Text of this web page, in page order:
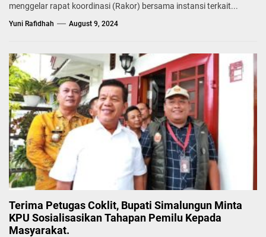
menggelar rapat koordinasi (Rakor) bersama instansi terkait...
Yuni Rafidhah August 9, 2024
Terima Petugas Coklit, Bupati Simalungun Minta
KPU Sosialisasikan Tahapan Pemilu Kepada
Masyarakat.